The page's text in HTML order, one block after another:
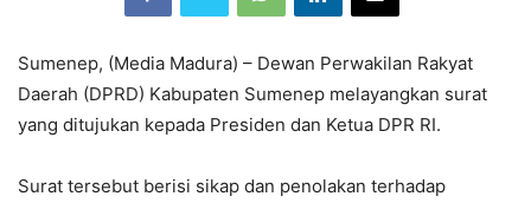
Sumenep, (Media Madura) – Dewan Perwakilan Rakyat
Daerah (DPRD) Kabupaten Sumenep melayangkan surat
yang ditujukan kepada Presiden dan Ketua DPR RI.
Surat tersebut berisi sikap dan penolakan terhadap